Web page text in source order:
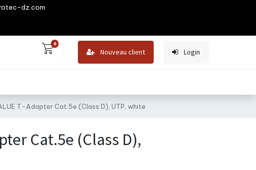
dz.com
0
Nouveau client Login
T-Adapter Cat.5e (Class D), UTP, white
Cat.5e (Class D),